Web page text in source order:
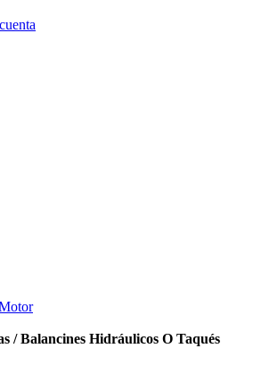
/ Balancines Hidráulicos O Taqués